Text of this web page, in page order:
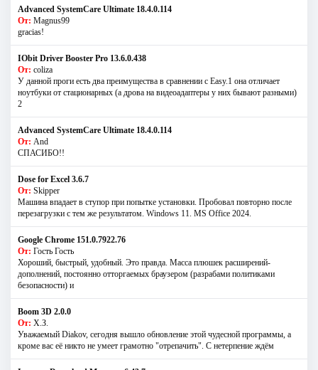
Advanced SystemCare Ultimate 18.4.0.114
От: Magnus99
gracias!
IObit Driver Booster Pro 13.6.0.438
От: coliza
У данной проги есть два преимущества в сравнении с Easy.1 она отличает
ноутбуки от стационарных (а дрова на видеоадаптеры у них бывают разными)
2
Advanced SystemCare Ultimate 18.4.0.114
От: And
СПАСИБО!!
Dose for Excel 3.6.7
От: Skipper
Машина впадает в ступор при попытке установки. Пробовал повторно после
перезагрузки с тем же результатом. Windows 11. MS Offiсe 2024.
Google Chrome 151.0.7922.76
От: Гость Гость
Хороший, быстрый, удобный. Это правда. Масса плюшек расширений-
дополнений, постоянно отторгаемых браузером (разрабами политиками
безопасности) и
Boom 3D 2.0.0
От: Х.З.
Уважаемый Diakov, сегодня вышло обновление этой чудесной программы, а
кроме вас её никто не умеет грамотно "отрепачить". С нетерпение ждём